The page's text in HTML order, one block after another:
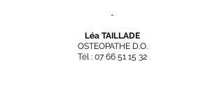
-
Léa TAILLADE
OSTEOPATHE D.O.
Tél : 07 66 51 15 32